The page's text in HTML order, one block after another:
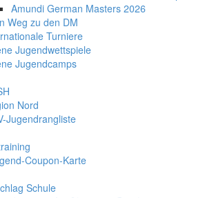
Amundi German Masters 2026
Weg zu den DM
Turniere
Jugendwettspiele
Jugendcamps
Nord
Jugendrangliste
Coupon-Karte
Schule